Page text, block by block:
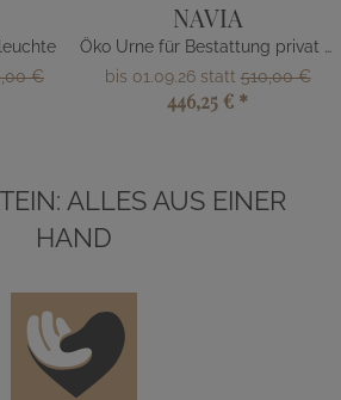
€
NAVIA
Öko Urne für Bestattung privat kaufen
bis 01.09.26 statt510,00 €
446,25 € *
ALLES AUS EINER
HAND